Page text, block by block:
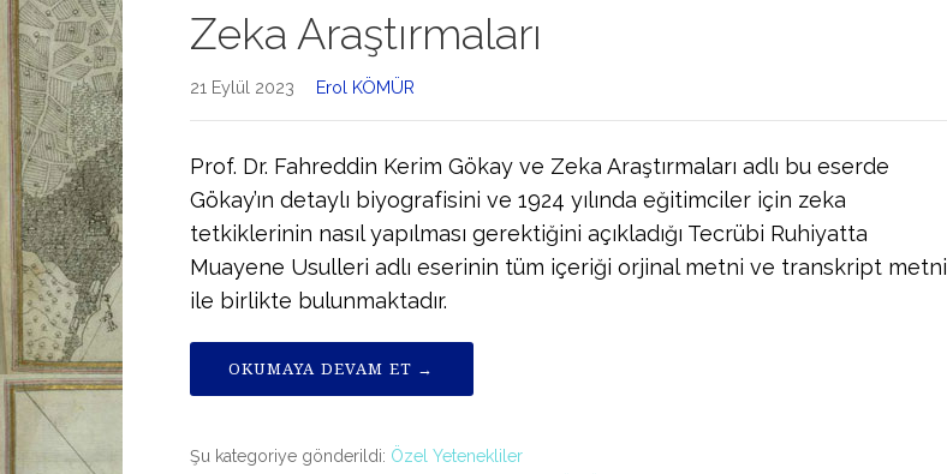
Zeka Araştırmaları
21 Eylül 2023 Erol KÖMÜR
Prof. Dr. Fahreddin Kerim Gökay ve Zeka Araştırmaları adlı bu eserde
Gökay’ın detaylı biyografisini ve 1924 yılında eğitimciler için zeka
tetkiklerinin nasıl yapılması gerektiğini açıkladığı Tecrübi Ruhiyatta
Muayene Usulleri adlı eserinin tüm içeriği orjinal metni ve transkript metni
ile birlikte bulunmaktadır.
OKUMAYA DEVAM ET →
Şu kategoriye gönderildi: Özel Yetenekliler